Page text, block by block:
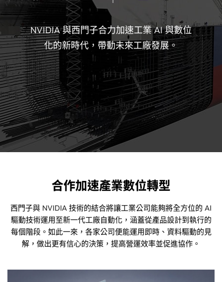
NVIDIA 與西門子合力加速工業 AI 與數位
化的新時代，帶動未來工廠發展。
合作加速產業數位轉型
西門子與 NVIDIA 技術的結合將讓工業公司能夠將全方位的 AI
驅動技術運用至新一代工廠自動化，涵蓋從產品設計到執行的
每個階段。如此一來，各家公司便能運用即時、資料驅動的見
解，做出更有信心的決策，提高營運效率並促進協作。